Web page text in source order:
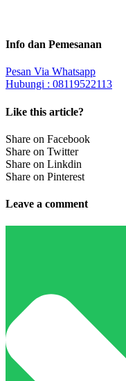
Info dan Pemesanan
Pesan Via Whatsapp
Hubungi : 08119522113
Like this article?
Share on Facebook
Share on Twitter
Share on Linkdin
Share on Pinterest
Leave a comment